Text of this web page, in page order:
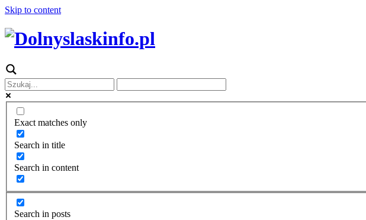
Skip to content
Exact matches only
Search in title
Search in content
Search in posts